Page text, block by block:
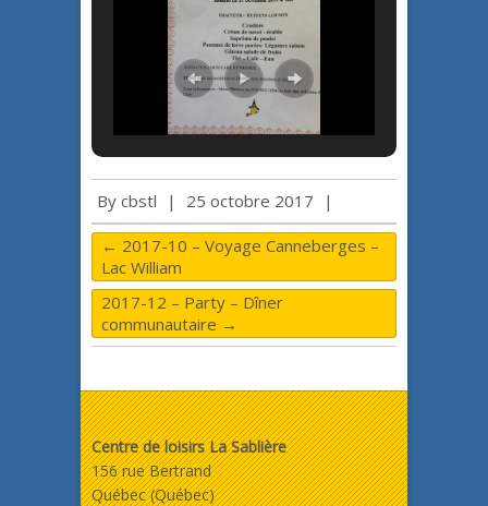
By cbstl | 25 octobre 2017 |
← 2017-10 – Voyage Canneberges –
Lac William
2017-12 – Party – Dîner
communautaire →
Centre de loisirs La Sablière
156 rue Bertrand
Québec (Québec)